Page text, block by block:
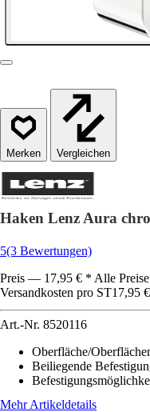
Vergleichen
Haken Lenz Aura
5(3 Bewertungen)
Preis — 17,95 € * Alle
Versandkosten pro ST17,95 €
Art.-Nr. 8520116
Oberfläche/
Beiliegende
Mehr Artikeldetails